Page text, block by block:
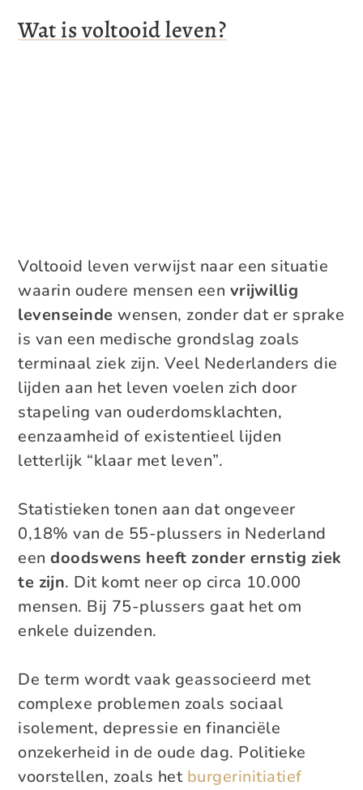
Wat is voltooid leven?
Voltooid leven verwijst naar een situatie
waarin oudere mensen een vrijwillig
levenseinde wensen, zonder dat er sprake
is van een medische grondslag zoals
terminaal ziek zijn. Veel Nederlanders die
lijden aan het leven voelen zich door
stapeling van ouderdomsklachten,
eenzaamheid of existentieel lijden
letterlijk “klaar met leven”.
Statistieken tonen aan dat ongeveer
0,18% van de 55-plussers in Nederland
eendoodswens heeft zonder ernstig ziek
te zijn. Dit komt neer op circa 10.000
mensen. Bij 75-plussers gaat het om
enkele duizenden.
De term wordt vaak geassocieerd met
complexe problemen zoals sociaal
isolement, depressie en financiële
onzekerheid in de oude dag. Politieke
voorstellen, zoals het burgerinitiatief